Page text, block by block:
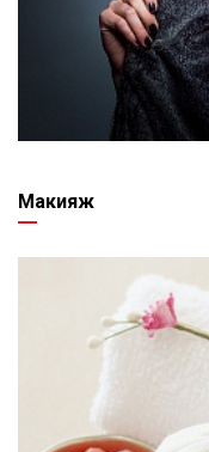
Макияж